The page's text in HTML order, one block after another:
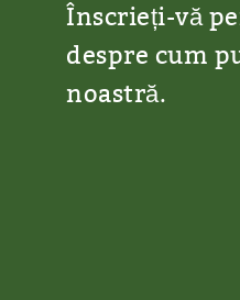
Înscrieți-vă
despre cum
noastră.